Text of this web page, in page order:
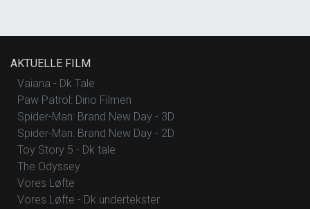
AKTUELLE FILM
Vaiana - Dk Tale
Paw Patrol: Dino Filmen
Spider-Man: Brand New Day - 3D
Spider-Man: Brand New Day - 2D
Toy Story 5 - Dk tale
The Odyssey
Vores Løfte
Vores Løfte - Dk undertekster